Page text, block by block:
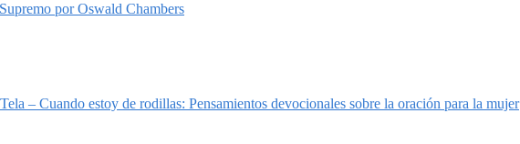
por Oswald Chambers
– Cuando estoy de rodillas: Pensamientos devocionales sobre la oración para la mujer